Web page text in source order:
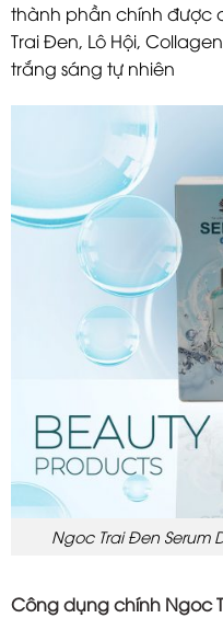
thành phần chính được
Trai Đen, Lô Hội,
trắng sáng tự nhiên
Ngoc Trai Đen Serum
Công dụng chính Ngoc